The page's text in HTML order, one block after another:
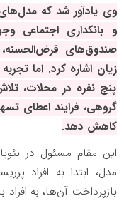
وی یادآور شد که
و بانکداری اجتماعی
صندوق‌های
زیان اشاره کرد. اما
پنج نفره در محلات،
گروهی، فرایند اعطای
کاهش دهد.
این مقام مسئول در
مدل، ابتدا به افراد
بازپرداخت آن‌ها، به